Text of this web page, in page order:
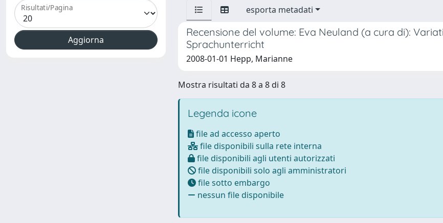
Risultati/Pagina esporta metadati
Recensione del volume: Eva Neuland (a cura di):
Sprachunterricht
2008-01-01 Hepp, Marianne
Mostra risultati da 8 a 8 di 8
Legenda icone
file ad accesso aperto
file disponibili sulla rete interna
file disponibili agli utenti autorizzati
file disponibili solo agli amministratori
file sotto embargo
nessun file disponibile